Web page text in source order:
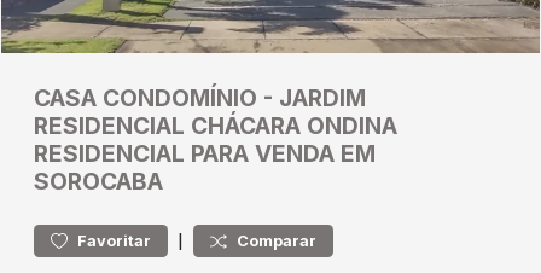
CASA CONDOMÍNIO - JARDIM
RESIDENCIAL CHÁCARA ONDINA
RESIDENCIAL PARA VENDA EM
SOROCABA
Favoritar | Comparar